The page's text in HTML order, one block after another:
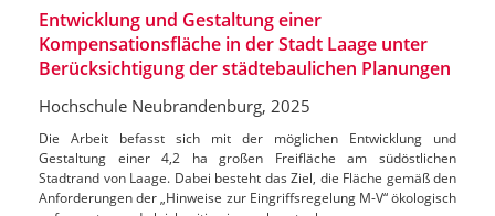
Entwicklung und Gestaltung einer
Kompensationsfläche in der Stadt Laage unter
Berücksichtigung der städtebaulichen Planungen
Hochschule Neubrandenburg, 2025
Die Arbeit befasst sich mit der möglichen Entwicklung und
Gestaltung einer 4,2 ha großen Freifläche am südöstlichen
Stadtrand von Laage. Dabei besteht das Ziel, die Fläche gemäß den
Anforderungen der „Hinweise zur Eingriffsregelung M-V“ ökologisch